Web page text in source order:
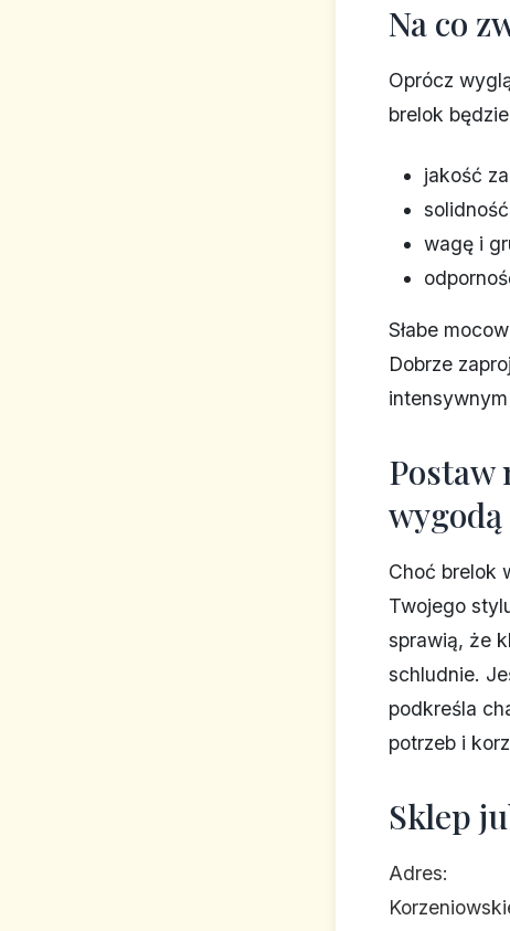
Na co
Oprócz
brelok
jakość
solidność
wagę i
Słabe
Dobrze
Postaw
wygodą
Choć brelok
Twojego
sprawią, że
schludnie.
podkreśla
potrzeb i
Sklep
Adres: